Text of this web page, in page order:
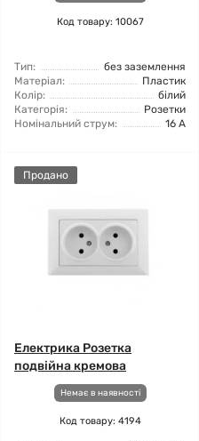
Код товару: 10067
Тип:
без заземлення
Матеріал:
Пластик
Колір:
білий
Категорія:
Розетки
Номінальний струм:
16 А
Продано
Електрика Розетка
подвійна кремова
Немає в наявності
Код товару: 4194